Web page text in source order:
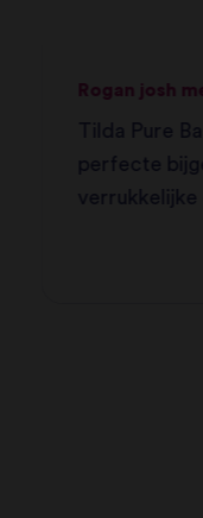
Rogan josh
Tilda Pure
perfecte
verrukkelijke